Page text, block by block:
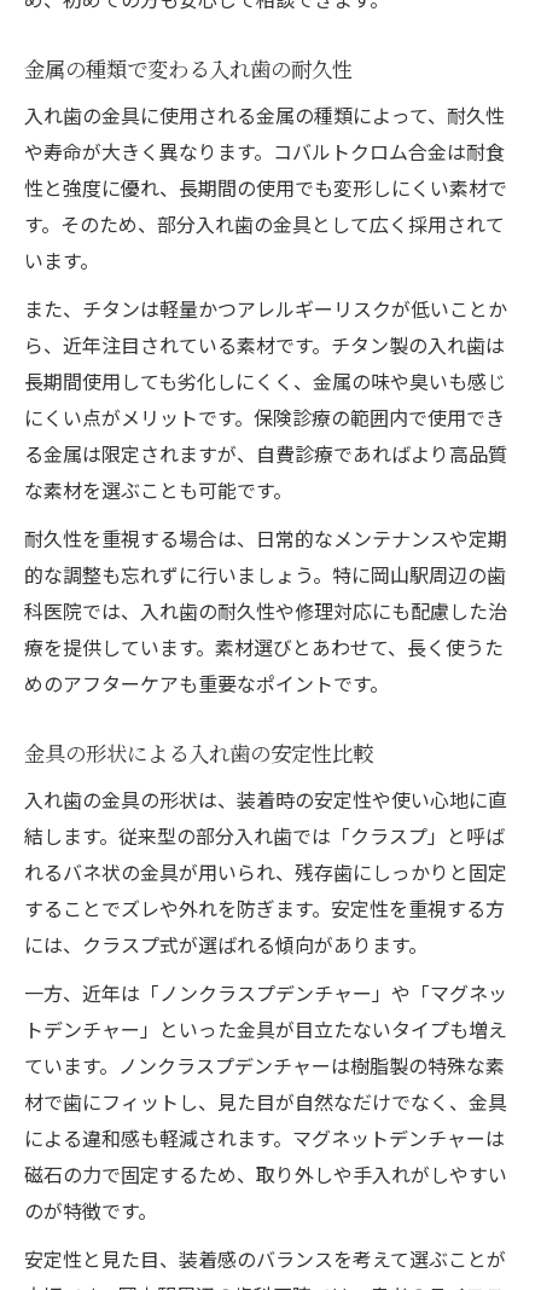
金属の種類で変わる入れ歯の耐久性
入れ歯の金具に使用される金属の種類によって、耐久性
や寿命が大きく異なります。コバルトクロム合金は耐食
性と強度に優れ、長期間の使用でも変形しにくい素材で
す。そのため、部分入れ歯の金具として広く採用されて
います。
また、チタンは軽量かつアレルギーリスクが低いことか
ら、近年注目されている素材です。チタン製の入れ歯は
長期間使用しても劣化しにくく、金属の味や臭いも感じ
にくい点がメリットです。保険診療の範囲内で使用でき
る金属は限定されますが、自費診療であればより高品質
な素材を選ぶことも可能です。
耐久性を重視する場合は、日常的なメンテナンスや定期
的な調整も忘れずに行いましょう。特に岡山駅周辺の歯
科医院では、入れ歯の耐久性や修理対応にも配慮した治
療を提供しています。素材選びとあわせて、長く使うた
めのアフターケアも重要なポイントです。
金具の形状による入れ歯の安定性比較
入れ歯の金具の形状は、装着時の安定性や使い心地に直
結します。従来型の部分入れ歯では「クラスプ」と呼ば
れるバネ状の金具が用いられ、残存歯にしっかりと固定
することでズレや外れを防ぎます。安定性を重視する方
には、クラスプ式が選ばれる傾向があります。
一方、近年は「ノンクラスプデンチャー」や「マグネッ
トデンチャー」といった金具が目立たないタイプも増え
ています。ノンクラスプデンチャーは樹脂製の特殊な素
材で歯にフィットし、見た目が自然なだけでなく、金具
による違和感も軽減されます。マグネットデンチャーは
磁石の力で固定するため、取り外しや手入れがしやすい
のが特徴です。
安定性と見た目、装着感のバランスを考えて選ぶことが